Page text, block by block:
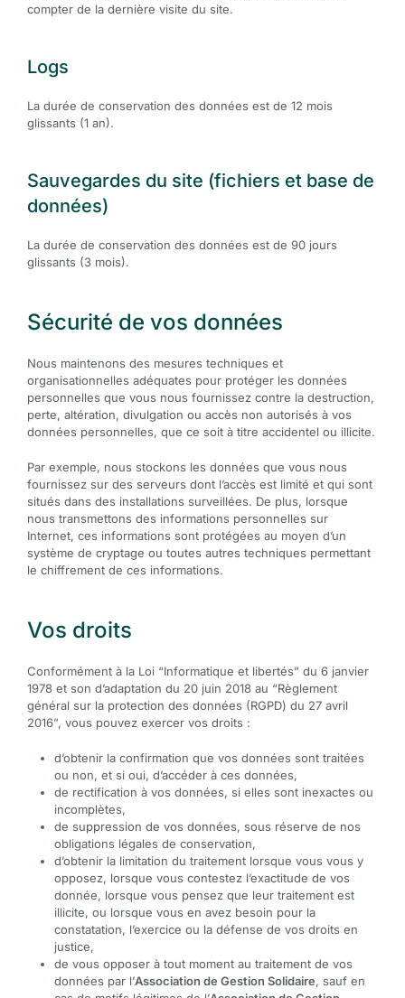
compter de la dernière visite du site.
Logs
La durée de conservation des données est de 12 mois
glissants (1 an).
Sauvegardes du site (fichiers et base de
données)
La durée de conservation des données est de 90 jours
glissants (3 mois).
Sécurité de vos données
Nous maintenons des mesures techniques et
organisationnelles adéquates pour protéger les données
personnelles que vous nous fournissez contre la destruction,
perte, altération, divulgation ou accès non autorisés à vos
données personnelles, que ce soit à titre accidentel ou illicite.
Par exemple, nous stockons les données que vous nous
fournissez sur des serveurs dont l’accès est limité et qui sont
situés dans des installations surveillées. De plus, lorsque
nous transmettons des informations personnelles sur
Internet, ces informations sont protégées au moyen d’un
système de cryptage ou toutes autres techniques permettant
le chiffrement de ces informations.
Vos droits
Conformément à la Loi “Informatique et libertés” du 6 janvier
1978 et son d’adaptation du 20 juin 2018 au “Règlement
général sur la protection des données (RGPD) du 27 avril
2016”, vous pouvez exercer vos droits :
d’obtenir la confirmation que vos données sont traitées
ou non, et si oui, d’accéder à ces données,
de rectification à vos données, si elles sont inexactes ou
incomplètes,
de suppression de vos données, sous réserve de nos
obligations légales de conservation,
d’obtenir la limitation du traitement lorsque vous vous y
opposez, lorsque vous contestez l’exactitude de vos
donnée, lorsque vous pensez que leur traitement est
illicite, ou lorsque vous en avez besoin pour la
constatation, l’exercice ou la défense de vos droits en
justice,
de vous opposer à tout moment au traitement de vos
données par l’Association de Gestion Solidaire, sauf en